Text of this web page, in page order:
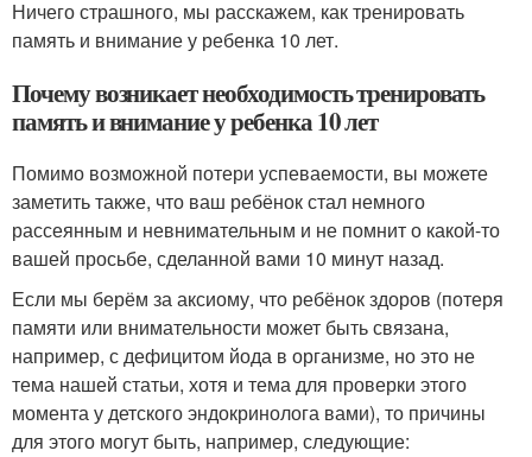
Ничего страшного, мы расскажем, как тренировать
память и внимание у ребенка 10 лет.
Почему возникает необходимость тренировать
память и внимание у ребенка 10 лет
Помимо возможной потери успеваемости, вы можете
заметить также, что ваш ребёнок стал немного
рассеянным и невнимательным и не помнит о какой-то
вашей просьбе, сделанной вами 10 минут назад.
Если мы берём за аксиому, что ребёнок здоров (потеря
памяти или внимательности может быть связана,
например, с дефицитом йода в организме, но это не
тема нашей статьи, хотя и тема для проверки этого
момента у детского эндокринолога вами), то причины
для этого могут быть, например, следующие: